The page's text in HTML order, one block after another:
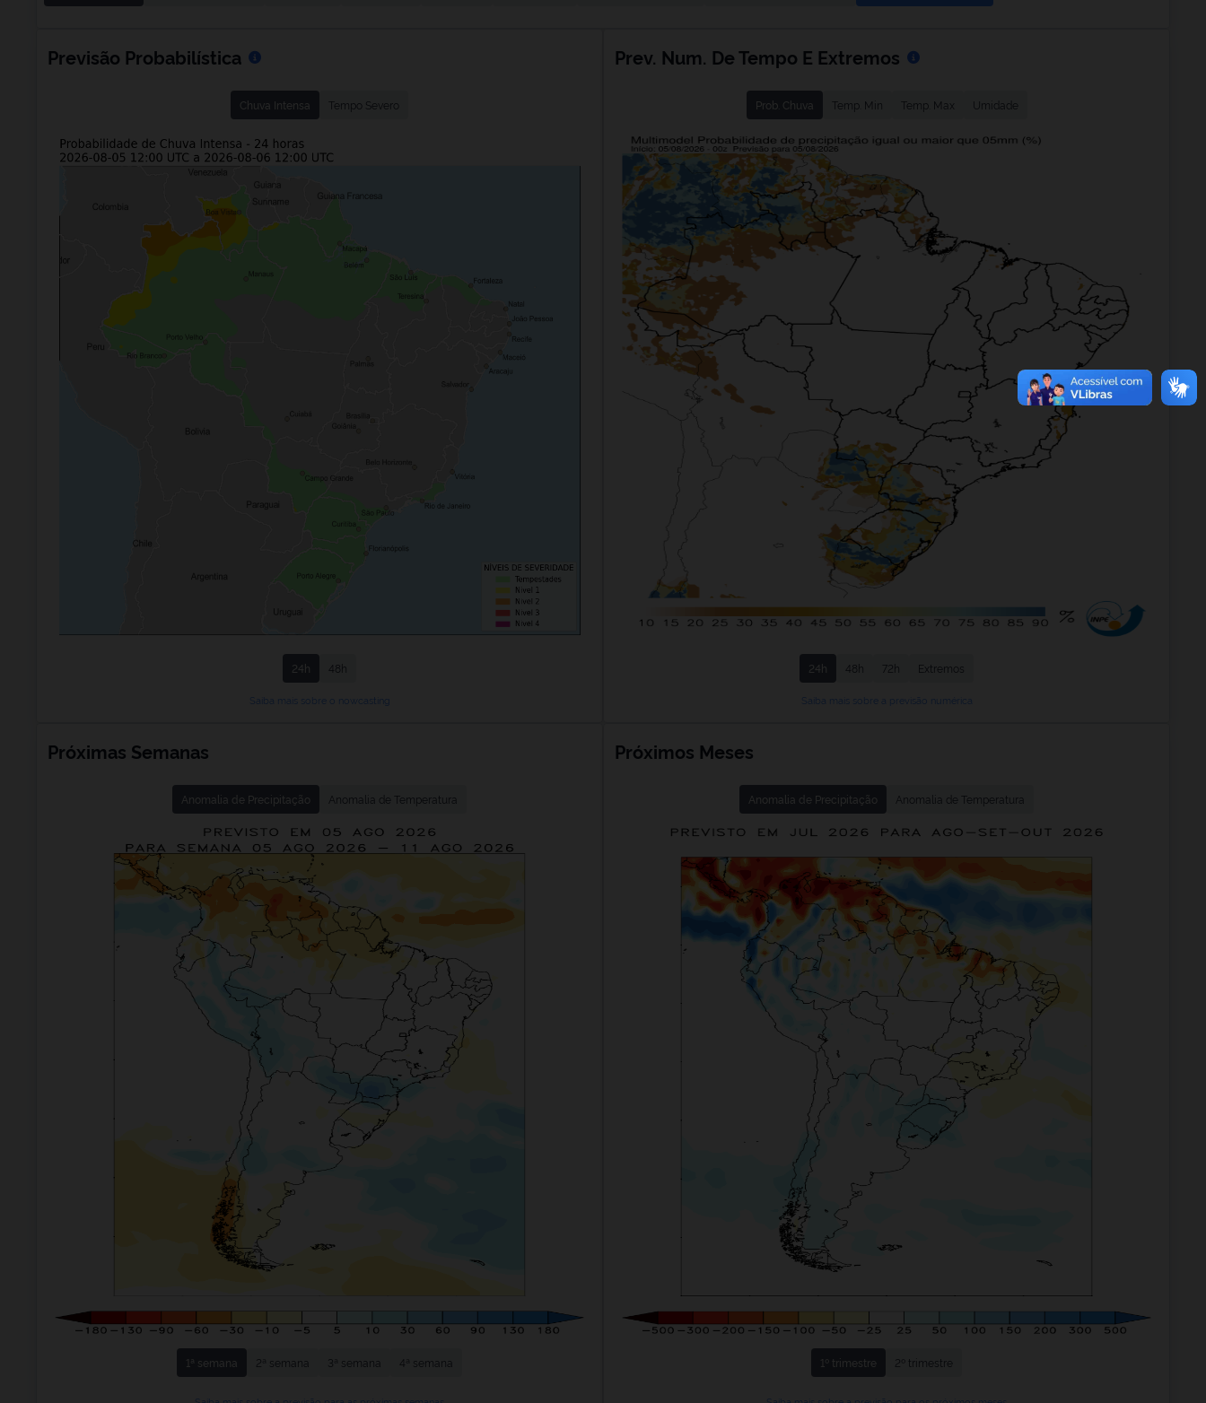
Previsão Probabilística
Chuva Intensa Tempo Severo
24h 48h
Saiba mais sobre o nowcasting
Prev. Num. De Tempo E Extremos
Prob. Chuva Temp. Min Temp. Max Umidade
24h 48h 72h Extremos
Saiba mais sobre a previsão numérica
Próximas Semanas
Anomalia de Precipitação Anomalia de Temperatura
1ª semana 2ª semana 3ª semana 4ª semana
Próximos Meses
Anomalia de Precipitação Anomalia de Temperatura
1º trimestre 2º trimestre